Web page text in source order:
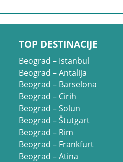
TOP DESTINACIJE
Beograd – Istanbul
Beograd – Antalija
Beograd – Barselona
Beograd – Cirih
Beograd – Solun
Beograd – Štutgart
Beograd – Rim
Beograd – Frankfurt
Beograd – Atina